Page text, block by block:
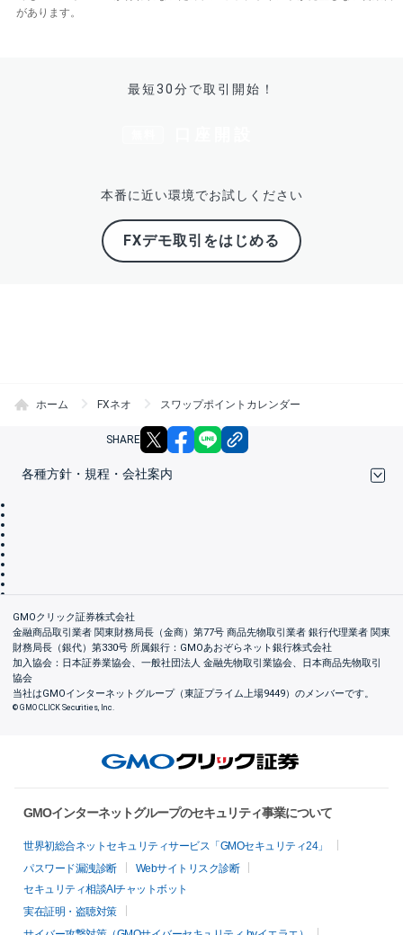
があります。
最短30分で取引開始！
本番に近い環境でお試しください
FXデモ取引をはじめる
ホーム FXネオ スワップポイントカレンダー
SHARE X facebook
各種方針・規程・会社案内
会社案内
GMOクリック証券株式会社
金融商品取引業者 関東財務局長（金商）第77号 商品先物取引業者 銀行代理業者 関東
財務局長（銀代）第330号 所属銀行：GMOあおぞらネット銀行株式会社
加入協会：日本証券業協会、一般社団法人 金融先物取引業協会、日本商品先物取引
協会
当社はGMOインターネットグループ（東証プライム上場9449）のメンバーです。
© GMO CLICK Securities, Inc.
GMOインターネットグループのセキュリティ事業について
世界初総合ネットセキュリティサービス「GMOセキュリティ24」
パスワード漏洩診断
Webサイトリスク診断
セキュリティ相談AIチャットボット
実在証明・盗聴対策